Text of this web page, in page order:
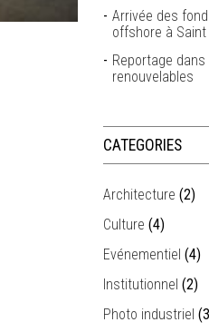
Arrivée des
offshore à Saint
Reportage
renouvelables
CATEGORIES
Architecture (2)
Culture (4)
Evénementiel (4)
Institutionnel (2)
Photo industriel